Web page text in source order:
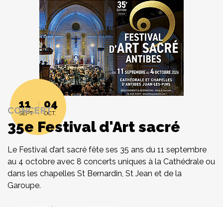
11
SEPT.
04
OCT.
CONCERT
35e Festival d'Art sacré
Le Festival d’art sacré fête ses 35 ans du 11 septembre
au 4 octobre avec 8 concerts uniques à la Cathédrale ou
dans les chapelles St Bernardin, St Jean et de la
Garoupe.